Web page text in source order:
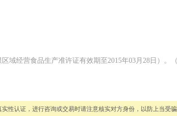
域经营食品生产准许证有效期至2015年03月28日）。
性认证，进行咨询或交易时请注意核实对方身份，以防上当受骗